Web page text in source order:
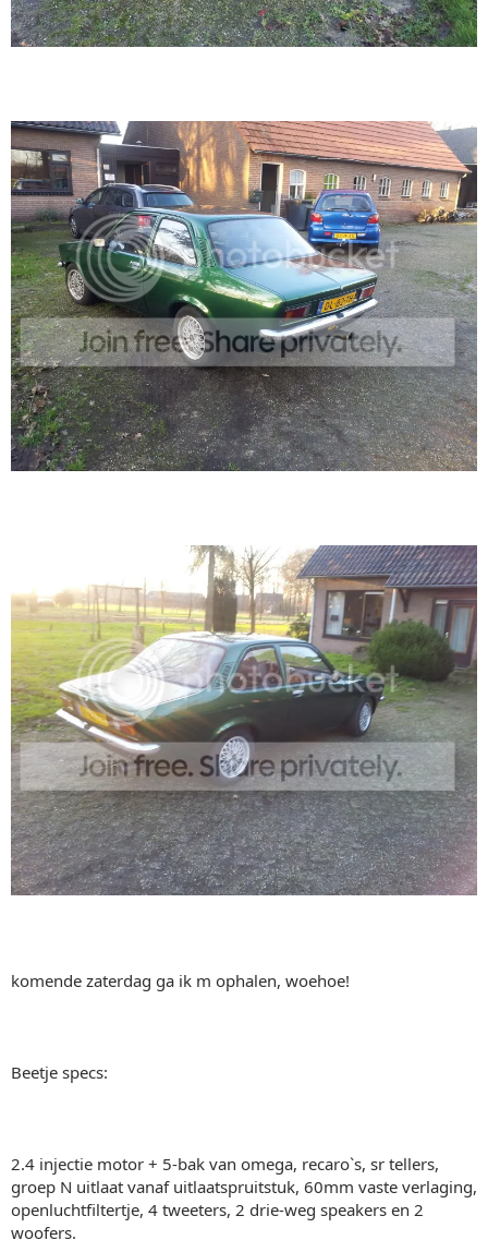
komende zaterdag ga ik m ophalen, woehoe!
Beetje specs:
2.4 injectie motor + 5-bak van omega, recaro`s, sr tellers,
groep N uitlaat vanaf uitlaatspruitstuk, 60mm vaste verlaging,
openluchtfiltertje, 4 tweeters, 2 drie-weg speakers en 2
woofers.